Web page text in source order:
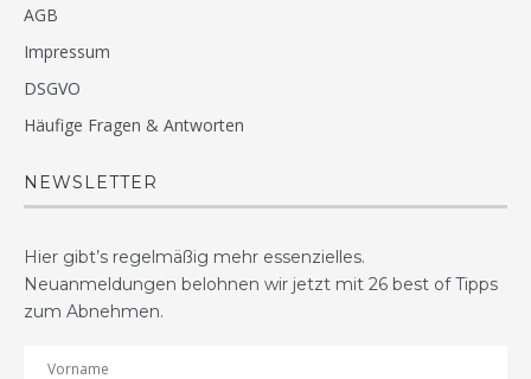
AGB
Impressum
DSGVO
Häufige Fragen & Antworten
NEWSLETTER
Hier gibt’s regelmäßig mehr essenzielles.
Neuanmeldungen belohnen wir jetzt mit 26 best of Tipps
zum Abnehmen.